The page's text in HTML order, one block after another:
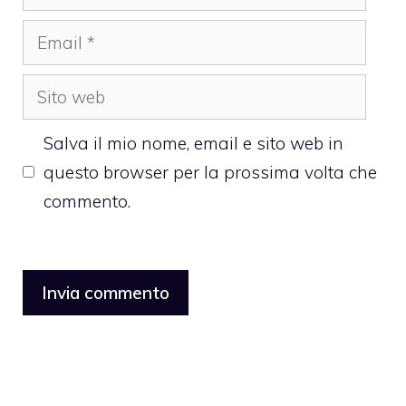
Email
Sito
web
Salva il mio nome, email e sito web in
questo browser per la prossima volta che
commento.